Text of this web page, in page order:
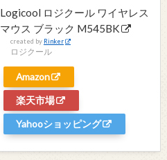
Logicool ロジクール ワイヤレス
マウス ブラック M545BK
created by Rinker
ロジクール
Amazon
楽天市場
Yahooショッピング